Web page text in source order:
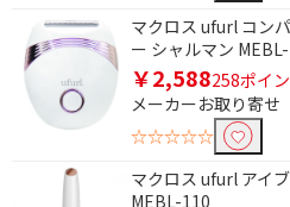
マクロス ufurl コン
ー シャルマン
￥2,588258ポイ
メーカーお取り寄せ
☆☆☆☆☆
マクロス ufurl アイ
MEBL-110